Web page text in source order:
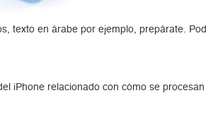
texto en árabe por ejemplo, prepárate.
iPhone relacionado con cómo se